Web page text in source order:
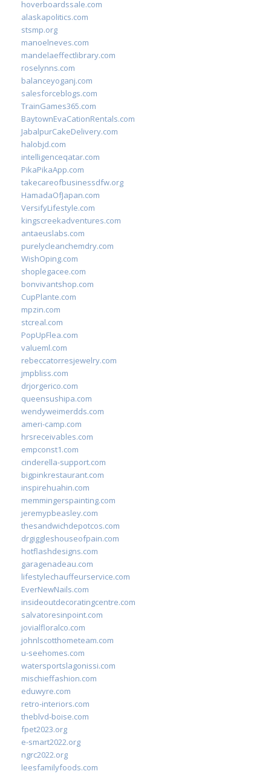
hoverboardssale.com
alaskapolitics.com
stsmp.org
manoelneves.com
mandelaeffectlibrary.com
roselynns.com
balanceyoganj.com
salesforceblogs.com
TrainGames365.com
BaytownEvaCationRentals.com
JabalpurCakeDelivery.com
halobjd.com
intelligenceqatar.com
PikaPikaApp.com
takecareofbusinessdfw.org
HamadaOfJapan.com
VersifyLifestyle.com
kingscreekadventures.com
antaeuslabs.com
purelycleanchemdry.com
WishOping.com
shoplegacee.com
bonvivantshop.com
CupPlante.com
mpzin.com
stcreal.com
PopUpFlea.com
valueml.com
rebeccatorresjewelry.com
jmpbliss.com
drjorgerico.com
queensushipa.com
wendyweimerdds.com
ameri-camp.com
hrsreceivables.com
empconst1.com
cinderella-support.com
bigpinkrestaurant.com
inspirehuahin.com
memmingerspainting.com
jeremypbeasley.com
thesandwichdepotcos.com
drgiggleshouseofpain.com
hotflashdesigns.com
garagenadeau.com
lifestylechauffeurservice.com
EverNewNails.com
insideoutdecoratingcentre.com
salvatoresinpoint.com
jovialfloralco.com
johnlscotthometeam.com
u-seehomes.com
watersportslagonissi.com
mischieffashion.com
eduwyre.com
retro-interiors.com
theblvd-boise.com
fpet2023.org
e-smart2022.org
ngrc2022.org
leesfamilyfoods.com